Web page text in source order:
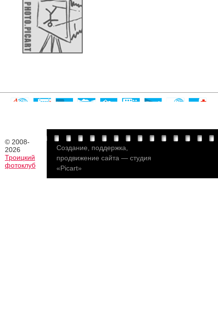
© 2008-
2026
Троицкий
фотоклуб
Создание
поддержка,
продвижение сайта — студия
«Picart»